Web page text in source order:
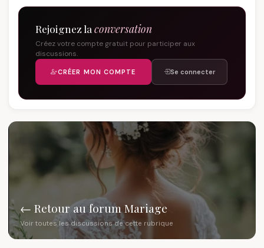
Rejoignez la conversation
Créez votre compte gratuit pour participer aux
discussions.
CRÉER MON COMPTE Se connecter
← Retour au forum Mariage
Voir toutes les discussions de cette rubrique